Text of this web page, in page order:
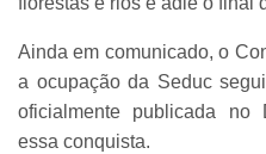
Ainda em comunicado, o
a ocupação da Seduc
oficialmente publicada no
essa conquista.